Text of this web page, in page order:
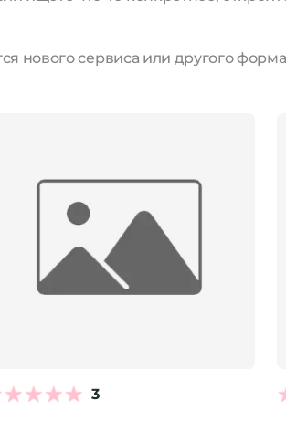
нового сервиса или другого
3